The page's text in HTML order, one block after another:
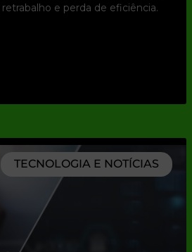
e perda de eficiência.
TECNOLOGIA E NOTÍCIAS